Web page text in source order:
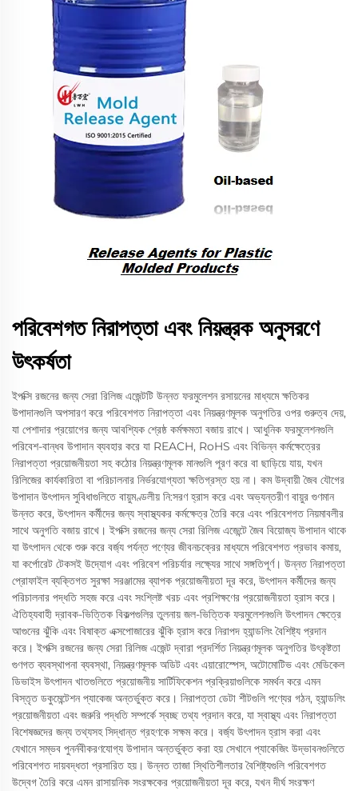
পরিবেশগত নিরাপত্তা এবং নিয়ন্ত্রক অনুসরণে
উৎকর্ষতা
ইপক্সি রজনের জন্য সেরা রিলিজ এজেন্টটি উন্নত ফরমুলেশন রসায়নের মাধ্যমে ক্ষতিকর
উপাদানগুলি অপসারণ করে পরিবেশগত নিরাপত্তা এবং নিয়ন্ত্রণমূলক অনুগতির ওপর গুরুত্ব দেয়,
যা পেশাদার প্রয়োগের জন্য আবশ্যিক শ্রেষ্ঠ কর্মক্ষমতা বজায় রাখে। আধুনিক ফরমুলেশনগুলি
পরিবেশ-বান্ধব উপাদান ব্যবহার করে যা REACH, RoHS এবং বিভিন্ন কর্মক্ষেত্রের
নিরাপত্তা প্রয়োজনীয়তা সহ কঠোর নিয়ন্ত্রণমূলক মানগুলি পূরণ করে বা ছাড়িয়ে যায়, যখন
রিলিজের কার্যকারিতা বা পরিচালনার নির্ভরযোগ্যতা ক্ষতিগ্রস্ত হয় না। কম উদ্বায়ী জৈব যৌগের
উপাদান উৎপাদন সুবিধাগুলিতে বায়ুমণ্ডলীয় নি:সরণ হ্রাস করে এবং অভ্যন্তরীণ বায়ুর গুণমান
উন্নত করে, উৎপাদন কর্মীদের জন্য স্বাস্থ্যকর কর্মক্ষেত্র তৈরি করে এবং পরিবেশগত নিয়মাবলীর
সাথে অনুগতি বজায় রাখে। ইপক্সি রজনের জন্য সেরা রিলিজ এজেন্টে জৈব বিয়োজ্য উপাদান থাকে
যা উৎপাদন থেকে শুরু করে বর্জ্য পর্যন্ত পণ্যের জীবনচক্রের মাধ্যমে পরিবেশগত প্রভাব কমায়,
যা কর্পোরেট টেকসই উদ্যোগ এবং পরিবেশ পরিচর্যার লক্ষ্যের সাথে সঙ্গতিপূর্ণ। উন্নত নিরাপত্তা
প্রোফাইল ব্যক্তিগত সুরক্ষা সরঞ্জামের ব্যাপক প্রয়োজনীয়তা দূর করে, উৎপাদন কর্মীদের জন্য
পরিচালনার পদ্ধতি সহজ করে এবং সংশ্লিষ্ট খরচ এবং প্রশিক্ষণের প্রয়োজনীয়তা হ্রাস করে।
ঐতিহ্যবাহী দ্রাবক-ভিত্তিক বিকল্পগুলির তুলনায় জল-ভিত্তিক ফরমুলেশনগুলি উৎপাদন ক্ষেত্রে
আগুনের ঝুঁকি এবং বিষাক্ত এক্সপোজারের ঝুঁকি হ্রাস করে নিরাপদ হ্যান্ডলিং বৈশিষ্ট্য প্রদান
করে। ইপক্সি রজনের জন্য সেরা রিলিজ এজেন্ট দ্বারা প্রদর্শিত নিয়ন্ত্রণমূলক অনুগতির উৎকৃষ্টতা
গুণগত ব্যবস্থাপনা ব্যবস্থা, নিয়ন্ত্রণমূলক অডিট এবং এয়ারোস্পেস, অটোমোটিভ এবং মেডিকেল
ডিভাইস উৎপাদন খাতগুলিতে প্রয়োজনীয় সার্টিফিকেশন প্রক্রিয়াগুলিকে সমর্থন করে এমন
বিস্তৃত ডকুমেন্টেশন প্যাকেজ অন্তর্ভুক্ত করে। নিরাপত্তা ডেটা শীটগুলি পণ্যের গঠন, হ্যান্ডলিং
প্রয়োজনীয়তা এবং জরুরি পদ্ধতি সম্পর্কে স্বচ্ছ তথ্য প্রদান করে, যা স্বাস্থ্য এবং নিরাপত্তা
বিশেষজ্ঞদের জন্য তথ্যসহ সিদ্ধান্ত গ্রহণকে সক্ষম করে। বর্জ্য উৎপাদন হ্রাস করা এবং
যেখানে সম্ভব পুনর্নবীকরণযোগ্য উপাদান অন্তর্ভুক্ত করা হয় সেখানে প্যাকেজিং উদ্ভাবনগুলিতে
পরিবেশগত দায়বদ্ধতা প্রসারিত হয়। উন্নত তাজা স্থিতিশীলতার বৈশিষ্ট্যগুলি পরিবেশগত
উদ্বেগ তৈরি করে এমন রাসায়নিক সংরক্ষকের প্রয়োজনীয়তা দূর করে, যখন দীর্ঘ সংরক্ষণ